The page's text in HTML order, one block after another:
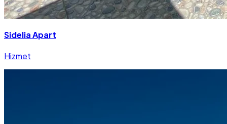
Sidelia Apart
Hizmet